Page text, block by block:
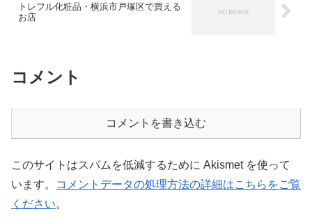
トレフル化粧品・横浜市戸塚区で買える
お店
コメント
コメントを書き込む
このサイトはスパムを低減するために Akismet を使って
います。
コメントデータの処理方法の詳細はこちらをご覧
ください。